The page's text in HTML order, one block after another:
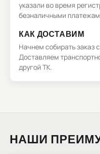
указали во время
безналичными
КАК ДОСТАВИМ
Начнем собирать заказ
Доставляем
другой ТК.
НАШИ